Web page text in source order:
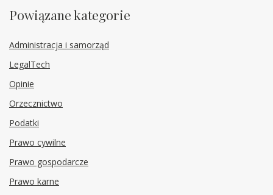
Powiązane kategorie
Administracja i samorząd
LegalTech
Opinie
Orzecznictwo
Podatki
Prawo cywilne
Prawo gospodarcze
Prawo karne